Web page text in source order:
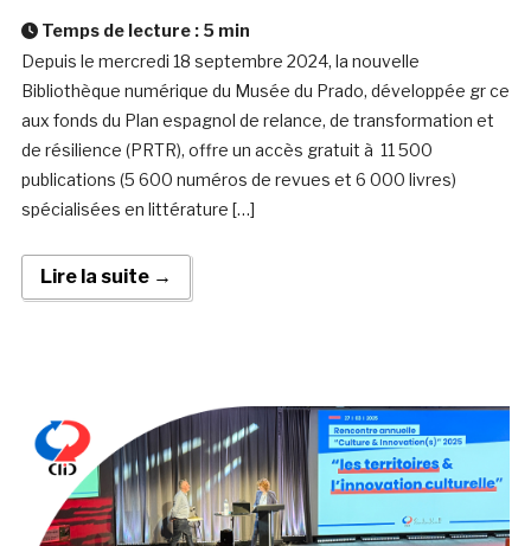
Temps de lecture : 5 min
Depuis le mercredi 18 septembre 2024, la nouvelle
Bibliothèque numérique du Musée du Prado, développée gr ce
aux fonds du Plan espagnol de relance, de transformation et
de résilience (PRTR), offre un accès gratuit à 11 500
publications (5 600 numéros de revues et 6 000 livres)
spécialisées en littérature […]
Lire la suite →